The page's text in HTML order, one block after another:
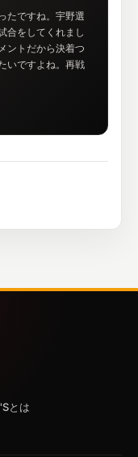
たですね。宇野選
合をしてくれまし
ントだから決着つ
いですよね。再戦
とは